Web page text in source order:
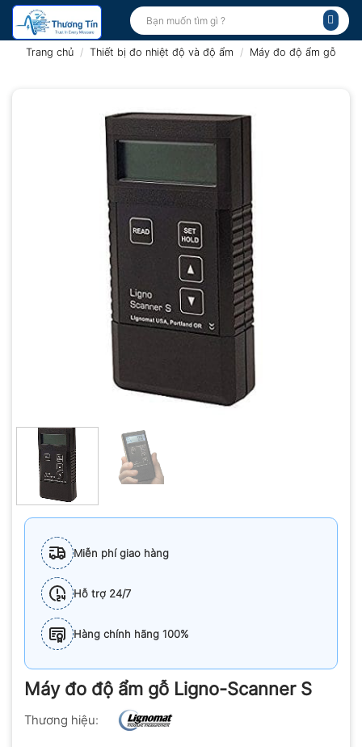
Bỏ
qua
Tìm
kiếm:
Trang chủ / Thiết bị đo nhiệt độ và độ ẩm / Máy đo độ ẩm gỗ
Miễn phí giao hàng
Hỗ trợ 24/7
Hàng chính hãng 100%
Máy đo độ ẩm gỗ Ligno-Scanner S
Thương hiệu: